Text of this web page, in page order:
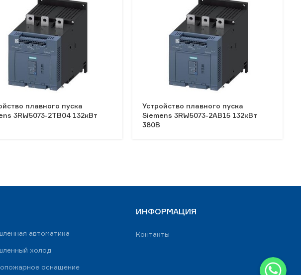
плавного пуска
3RW5073-2TB04 132кВт
Устройство плавного пуска
Siemens 3RW5073-2AB15 132кВт
380В
автоматика
холод
оснащение
ИНФОРМАЦИЯ
Контакты
WhatsApp